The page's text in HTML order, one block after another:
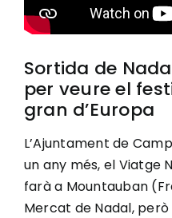
Cerca
…
Sortida de
per veure el
gran d’Europa
L’Ajuntament de
un any més, el Viatge
farà a Mountauban
Mercat de Nadal,